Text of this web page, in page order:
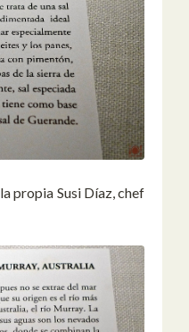
propia Susi Díaz, chef